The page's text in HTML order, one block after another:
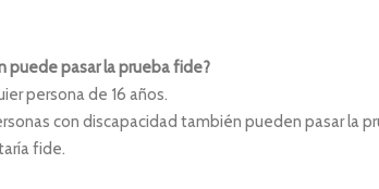
puede pasar la prueba fide?
persona de 16 años.
con discapacidad también pueden pasar la
fide.